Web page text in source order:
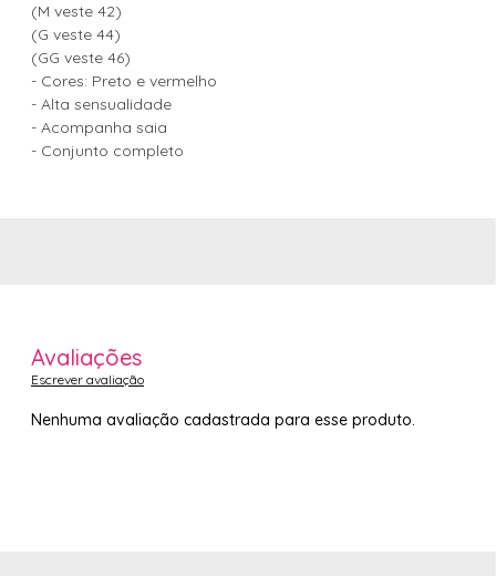
(M veste 42)
(G veste 44)
(GG veste 46)
- Cores: Preto e vermelho
- Alta sensualidade
- Acompanha saia
- Conjunto completo
Avaliações
Escrever avaliação
Nenhuma avaliação cadastrada para esse produto.